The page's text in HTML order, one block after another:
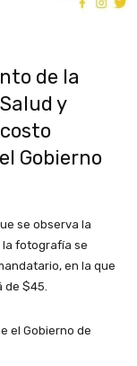
de la
y
Gobierno
se observa la
la fotografía se
en la que
de $45.
el Gobierno de